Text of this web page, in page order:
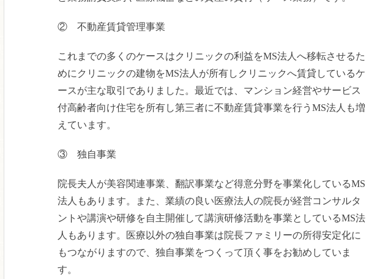
② 不動産賃貸管理事業
これまでの多くのケースはクリニックの利益をMS法人へ移転させるた
めにクリニックの建物をMS法人が所有しクリニックへ賃貸しているケ
ースが主な取引でありました。最近では、マンション経営やサービス
付高齢者向け住宅を所有し第三者に不動産賃貸事業を行うMS法人も増
えています。
③ 独自事業
院長夫人が美容関連事業、翻訳事業など得意分野を事業化しているMS
法人もあります。また、業績の良い医療法人の院長が経営コンサルタ
ントや講演や研修を自主開催して講演研修活動を事業としているMS法
人もあります。医療以外の独自事業は院長ファミリーの所得安定化に
もつながりますので、独自事業をつくって頂く事をお勧めしていま
す。